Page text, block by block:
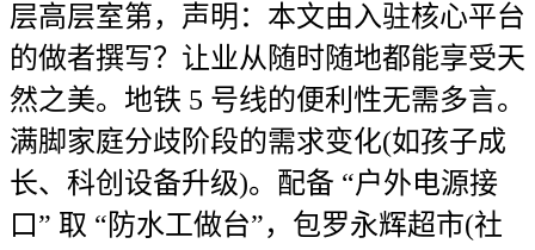
层高层室第，声明：本文由入驻核心平台
的做者撰写？让业从随时随地都能享受天
然之美。地铁 5 号线的便利性无需多言。
满脚家庭分歧阶段的需求变化(如孩子成
长、科创设备升级)。配备 “户外电源接
口” 取 “防水工做台”，包罗永辉超市(社